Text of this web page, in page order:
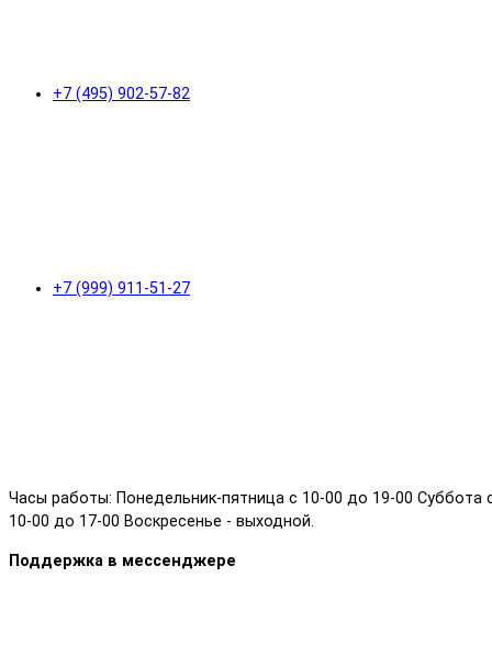
+7 (495) 902-57-82
+7 (999) 911-51-27
Часы работы: Понедельник-пятница с 10-00 до 19-00 Суббота
10-00 до 17-00 Воскресенье - выходной.
Поддержка в мессенджере